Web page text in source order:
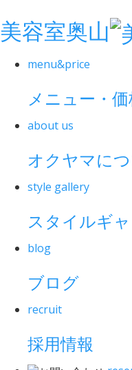
美容室奥山
menu&price
メニュー・
about us
オクヤマに
style gallery
スタイルギ
blog
ブログ
recruit
採用情報